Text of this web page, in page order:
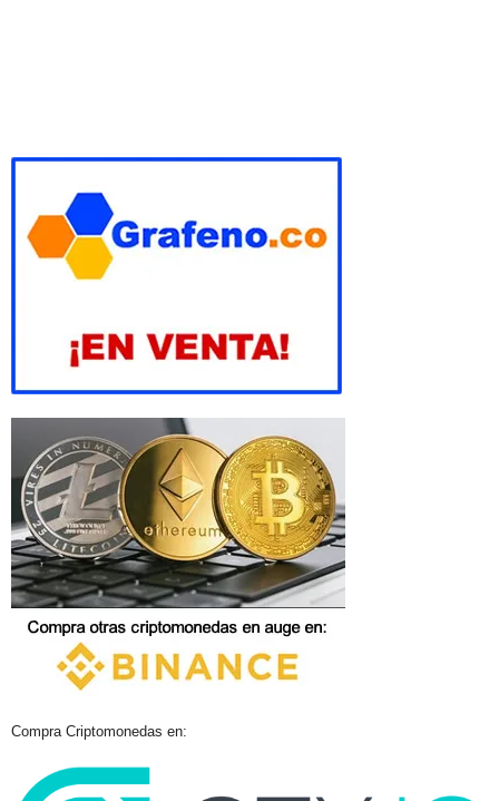
Compra Criptomonedas en: